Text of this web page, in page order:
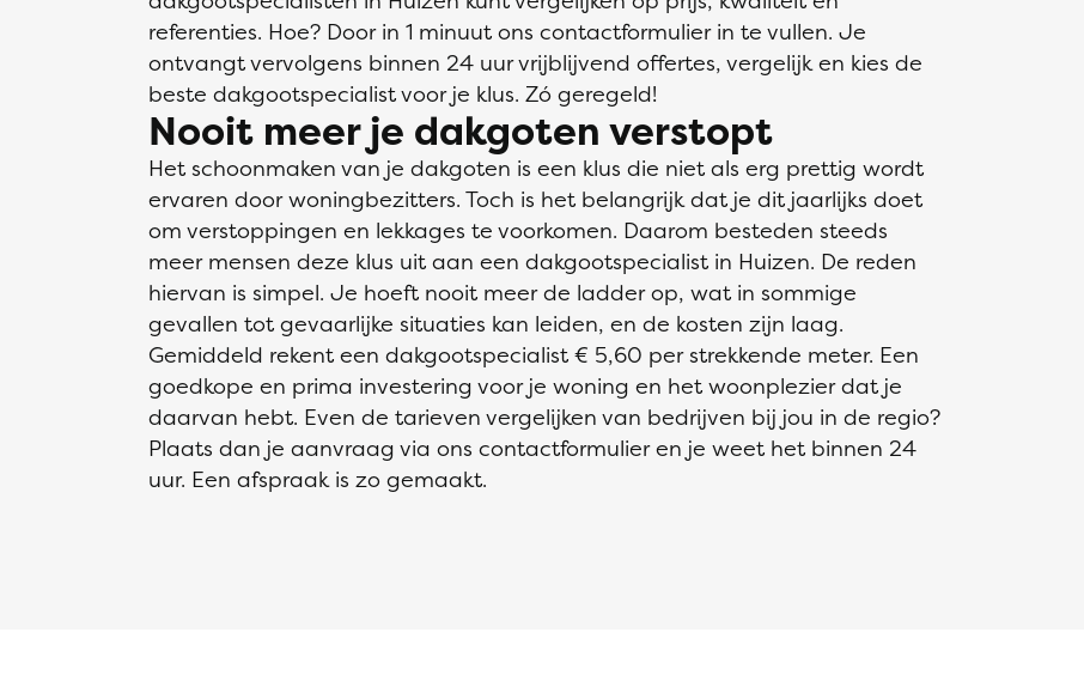
referenties. Hoe? Door in 1 minuut ons contactformulier in te vullen. Je
ontvangt vervolgens binnen 24 uur vrijblijvend offertes, vergelijk en kies de
beste dakgootspecialist voor je klus. Zó geregeld!
Nooit meer je dakgoten verstopt
Het schoonmaken van je dakgoten is een klus die niet als erg prettig wordt
ervaren door woningbezitters. Toch is het belangrijk dat je dit jaarlijks doet
om verstoppingen en lekkages te voorkomen. Daarom besteden steeds
meer mensen deze klus uit aan een dakgootspecialist in Huizen. De reden
hiervan is simpel. Je hoeft nooit meer de ladder op, wat in sommige
gevallen tot gevaarlijke situaties kan leiden, en de kosten zijn laag.
Gemiddeld rekent een dakgootspecialist € 5,60 per strekkende meter. Een
goedkope en prima investering voor je woning en het woonplezier dat je
daarvan hebt. Even de tarieven vergelijken van bedrijven bij jou in de regio?
Plaats dan je aanvraag via ons contactformulier en je weet het binnen 24
uur. Een afspraak is zo gemaakt.